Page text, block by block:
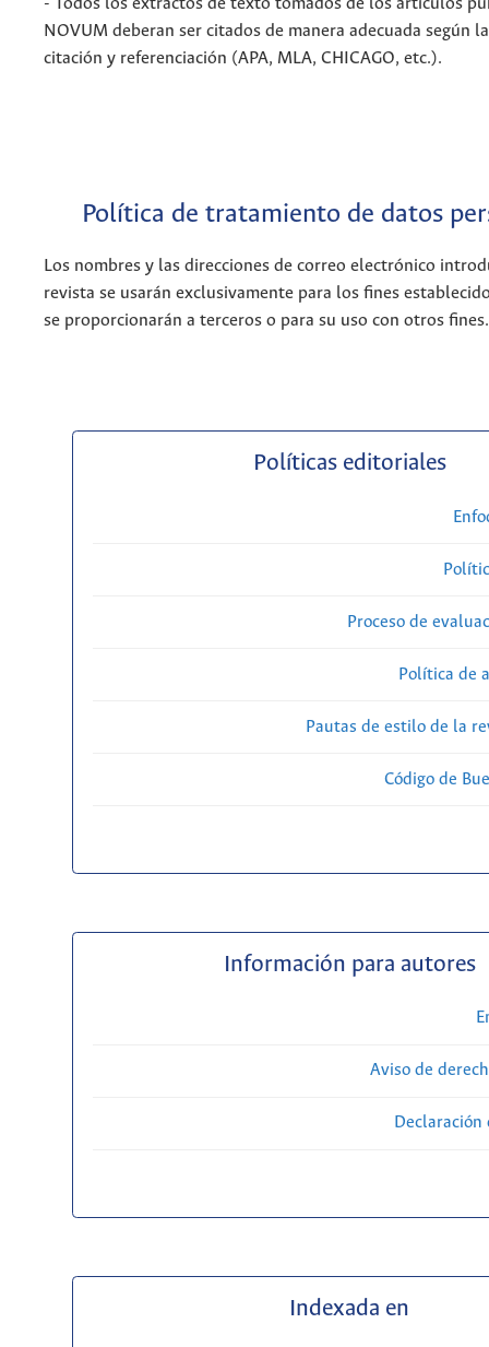
- Todos los extractos de texto tomados de los artículos
NOVUM deberan ser citados de manera adecuada según
citación y referenciación (APA, MLA, CHICAGO, etc.).
Política de tratamiento de datos
Los nombres y las direcciones de correo electrónico
revista se usarán exclusivamente para los fines
se proporcionarán a terceros o para su uso con otros fines.
Políticas editoriales
Proceso de
Política de
Pautas de estilo de la
Código de
Información para autores
Aviso de
Declaración
Indexada en